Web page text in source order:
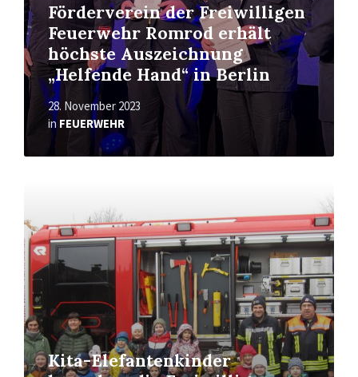
Förderverein der Freiwilligen
Feuerwehr Romrod erhält
höchste Auszeichnung
„Helfende Hand“ in Berlin
28. November 2023
in FEUERWEHR
Kita-Elefantenkinder